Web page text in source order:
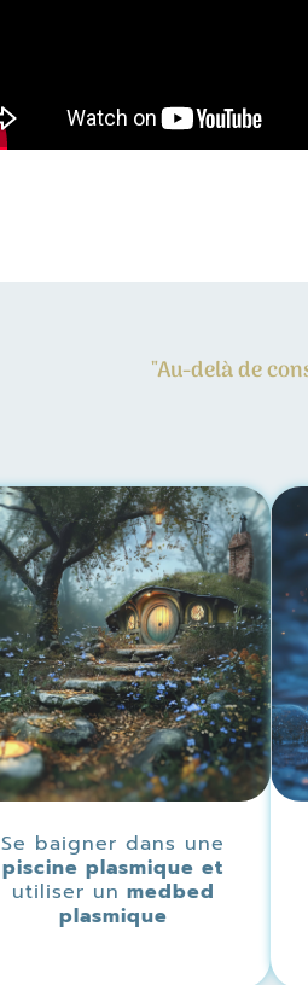
"Au-delà de
Se baigner dans une
piscine plasmique et
utiliser un medbed
plasmique